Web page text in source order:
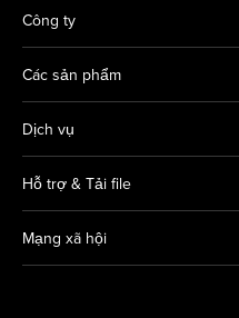
Công ty
Các sản phẩm
Dịch vụ
Hỗ trợ & Tải file
Mạng xã hội